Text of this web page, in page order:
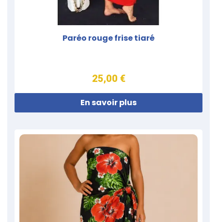
Paréo rouge frise tiaré
25,00 €
En savoir plus